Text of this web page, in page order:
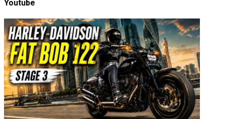
Youtube